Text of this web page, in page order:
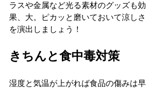
ラスや金属など光る素材のグッズも効
果、大。ピカッと磨いておいて涼しさ
を演出しましょう！
きちんと食中毒対策
湿度と気温が上がれば食品の傷みは早